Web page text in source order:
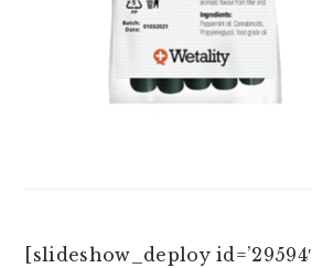
[slideshow_deploy id=’29594′]